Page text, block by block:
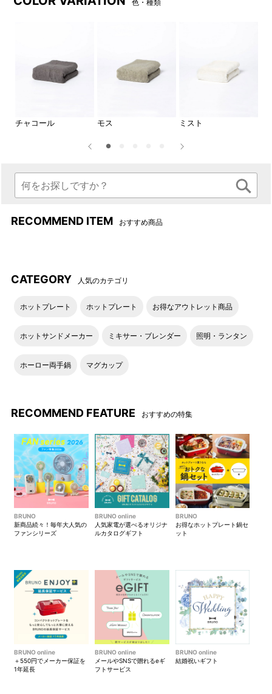
すすめ
ちょっとした特別感のあるタ
り物に。
バスタオル
・W600mm×H1200mm
プチフェイス
■イメージ画像には、サイズ違いや当サイトで取り扱い
のない商品が含まれています。
モスカラーのテーマは「しずかな ただずまい」
ロータスカラーのテーマは「さきほこる かおり」
色・種類
チャコール モス ミスト
RECOMMEND ITEM おすすめ商品
CATEGORY 人気のカテゴリ
ホットプレート ホットプレート お得なアウトレット商品
ホットサンドメーカー ミキサー・ブレンダー 照明・ランタン
ホーロー両手鍋 マグカップ
RECOMMEND FEATURE おすすめの特集
BRUNO
新商品続々！毎年大人気の
ファンシリーズ
BRUNO online
人気家電が選べるオリジナ
ルカタログギフト
BRUNO
お得なホットプレート鍋セ
ット
BRUNO online
＋550円でメーカー保証を
1年延長
BRUNO online
メールやSNSで贈れるeギ
フトサービス
BRUNO online
結婚祝いギフト